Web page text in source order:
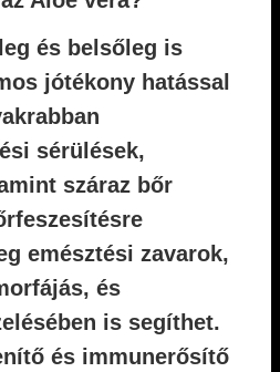
és belsőleg is
jótékony hatással
sérülések,
száraz bőr
emésztési zavarok,
és
is segíthet.
és immunerősítő